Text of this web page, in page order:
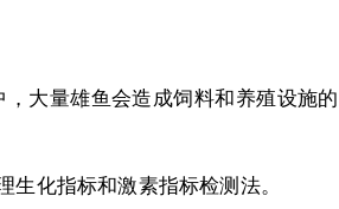
大量雄鱼会造成饲料和养殖设施的
化指标和激素指标检测法。